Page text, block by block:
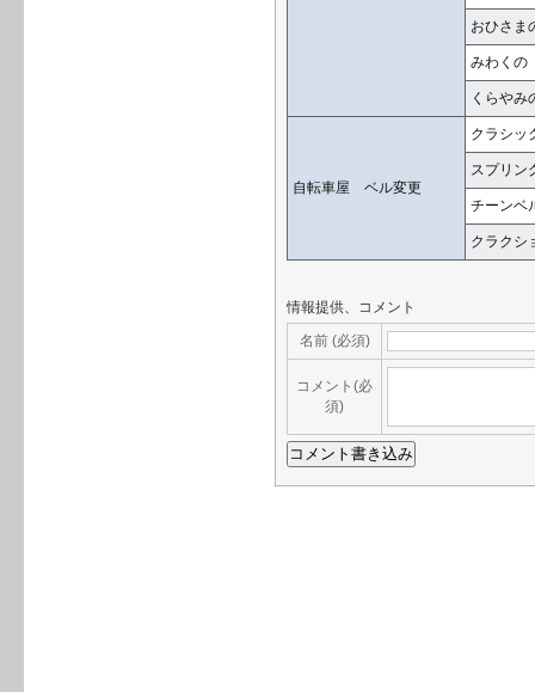
おひさま
みわくの
くらやみ
自転車屋 ベル変更
クラシッ
スプリン
チーンベ
クラクシ
情報提供、コメント
名前 (必須)
コメント(必
須)